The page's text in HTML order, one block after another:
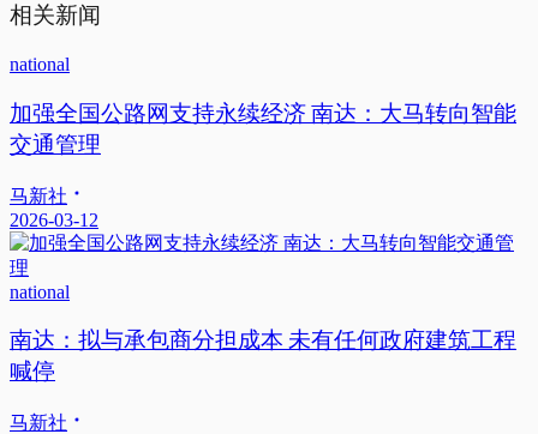
相关新闻
national
加强全国公路网支持永续经济 南达：大马转向智能
交通管理
马新社
2026-03-12
national
南达：拟与承包商分担成本 未有任何政府建筑工程
喊停
马新社